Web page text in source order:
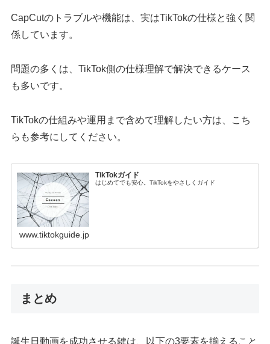
CapCutのトラブルや機能は、実はTikTokの仕様と強く関
係しています。
問題の多くは、TikTok側の仕様理解で解決できるケース
も多いです。
TikTokの仕組みや運用まで含めて理解したい方は、こち
らも参考にしてください。
TikTokガイド
はじめてでも安心。TikTokをやさしくガイド
www.tiktokguide.jp
まとめ
誕生日動画を成功させる鍵は、以下の3要素を揃えること